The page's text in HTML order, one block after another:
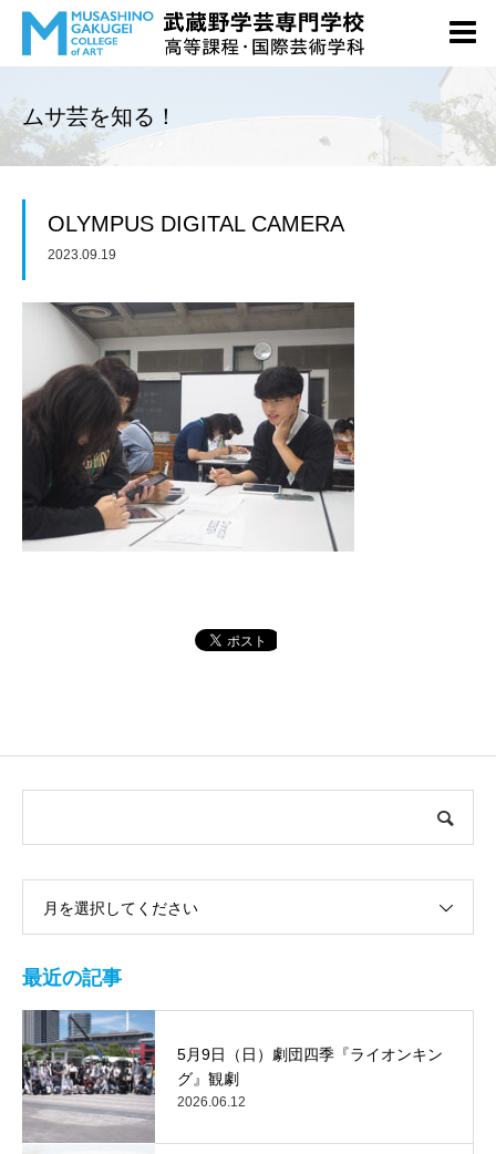
ムサ芸を知る！
OLYMPUS DIGITAL CAMERA
2023.09.19
月を選択してください
最近の記事
5月9日（日）劇団四季『ライオンキン
グ』観劇
2026.06.12